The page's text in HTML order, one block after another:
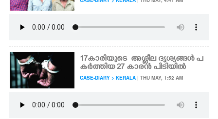
17​കാ​രി​യു​ടെ​ ​ അശ്ളീല ദൃശ്യങ്ങൾ പ​
ക​ർ​ത്തി​യ​ 27​ ​കാ​ര​ൻ​ ​പി​ടി​യിൽ
CASE-DIARY > KERALA | THU MAY, 1:52 AM